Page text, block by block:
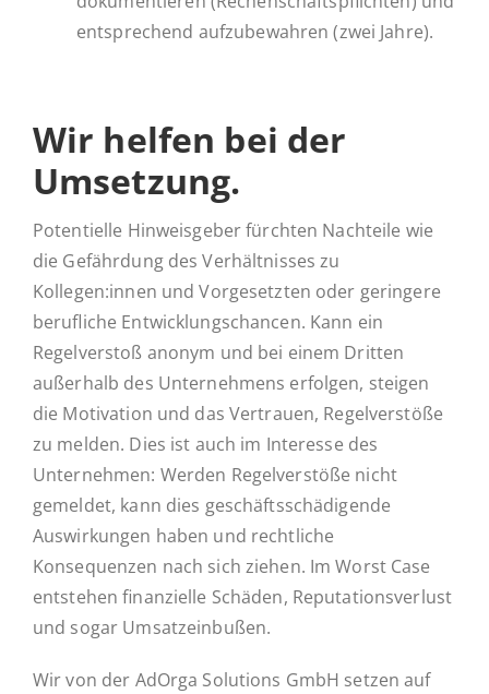
entsprechend aufzubewahren (zwei Jahre).
Wir helfen bei der
Umsetzung.
Potentielle Hinweisgeber fürchten Nachteile wie
die Gefährdung des Verhältnisses zu
Kollegen:innen und Vorgesetzten oder geringere
berufliche Entwicklungschancen. Kann ein
Regelverstoß anonym und bei einem Dritten
außerhalb des Unternehmens erfolgen, steigen
die Motivation und das Vertrauen, Regelverstöße
zu melden. Dies ist auch im Interesse des
Unternehmen: Werden Regelverstöße nicht
gemeldet, kann dies geschäftsschädigende
Auswirkungen haben und rechtliche
Konsequenzen nach sich ziehen. Im Worst Case
entstehen finanzielle Schäden, Reputationsverlust
und sogar Umsatzeinbußen.
Wir von der AdOrga Solutions GmbH setzen auf